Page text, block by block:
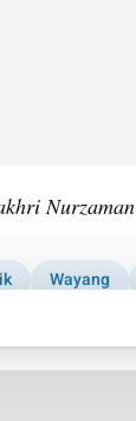
Nurzaman
Wayang